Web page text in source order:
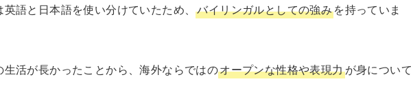
語と日本語を使い分けていたため、バイリンガルとしての強みを持っていま
生活が長かったことから、海外ならではのオープンな性格や表現力が身について